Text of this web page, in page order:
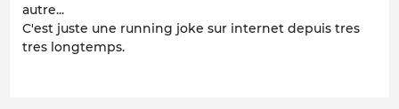
autre...
C'est juste une running joke sur internet depuis tres
tres longtemps.